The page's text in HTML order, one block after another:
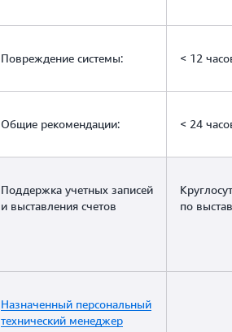
Повреждение системы:
Общие рекомендации:
< 12
< 24
Поддержка учетных записей
и выставления счетов
Назначенный персональный
технический менеджер
по